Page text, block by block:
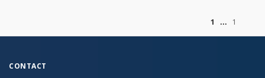
1
1
CONTACT